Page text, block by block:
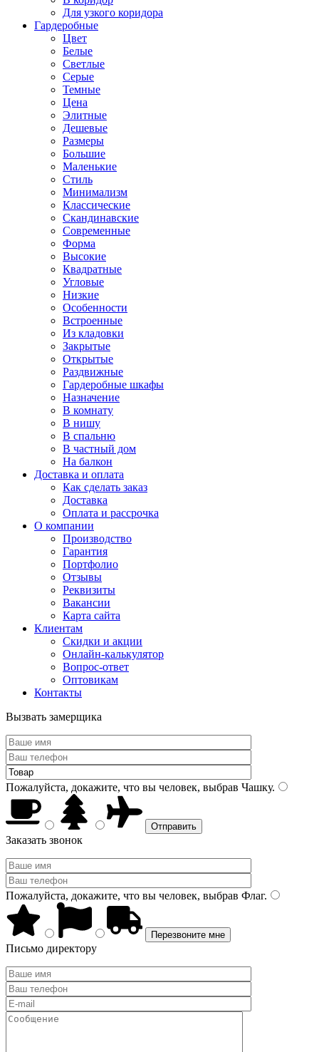
Для узкого коридора
Гардеробные
Цвет
Белые
Светлые
Серые
Темные
Цена
Элитные
Дешевые
Размеры
Большие
Маленькие
Стиль
Минимализм
Классические
Скандинавские
Современные
Форма
Высокие
Квадратные
Угловые
Низкие
Особенности
Встроенные
Из кладовки
Закрытые
Открытые
Раздвижные
Гардеробные шкафы
Назначение
В комнату
В нишу
В спальню
В частный дом
На балкон
Доставка и оплата
Как сделать заказ
Доставка
Оплата и рассрочка
О компании
Производство
Гарантия
Портфолио
Отзывы
Реквизиты
Вакансии
Карта сайта
Клиентам
Скидки и акции
Онлайн-калькулятор
Вопрос-ответ
Оптовикам
Контакты
Вызвать замерщика
Пожалуйста, докажите, что вы человек, выбрав Чашку.
Заказать звонок
Пожалуйста, докажите, что вы человек, выбрав Флаг.
Письмо директору